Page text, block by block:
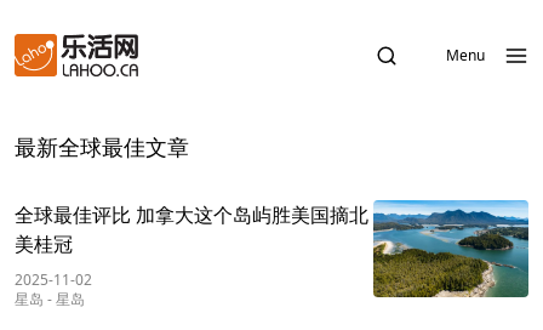
Menu
最新全球最佳文章
全球最佳评比 加拿大这个岛屿胜美国摘北
美桂冠
2025-11-02
星岛 -星岛